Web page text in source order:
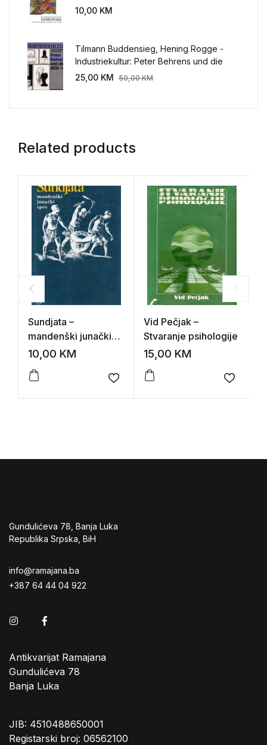
sveta
10,00 KM
Tilmann Buddensieg, Hening Rogge -
Industriekultur: Peter Behrens und die
AEG 1907-1914.
25,00 KM 50,00KM
Related products
Sundjata –
mandenški junački
spev
10,00 KM
Add to wishlist
Vid Pečjak –
Stvaranje psihologije
15,00 KM
Add to
Gundulićeva 78, Banja Luka
Republika Srpska, BiH
info@ramajana.ba
+387 64 44 04 922
Instagram
Antikvarijat Ramajana
Gundulićeva 78
Banja Luka
JIB: 4510488650001
Registarski broj: 06562100